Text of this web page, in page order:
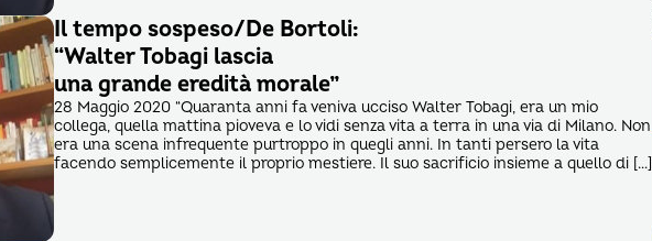
Il tempo sospeso/De Bortoli:
“Walter Tobagi lascia
una grande eredità morale”
28 Maggio 2020 “Quaranta anni fa veniva ucciso Walter Tobagi, era un mio
collega, quella mattina pioveva e lo vidi senza vita a terra in una via di Milano. Non
era una scena infrequente purtroppo in quegli anni. In tanti persero la vita
facendo semplicemente il proprio mestiere. Il suo sacrificio insieme a quello di […]